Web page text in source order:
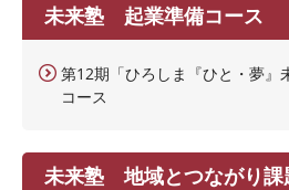
未来塾 起業準備コース
第12期「ひろしま『ひと・夢
コース
未来塾 地域とつながり課